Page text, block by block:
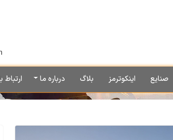
صنایع اینکوترمز بلاگ درباره ما ارتباط